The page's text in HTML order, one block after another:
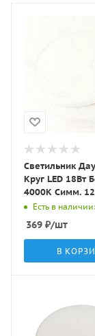
Светильник
Круг LED 18Вт Белый
4000K Симм.
1200Лм
140мм L-N018
Есть в
369 ₽/шт
В